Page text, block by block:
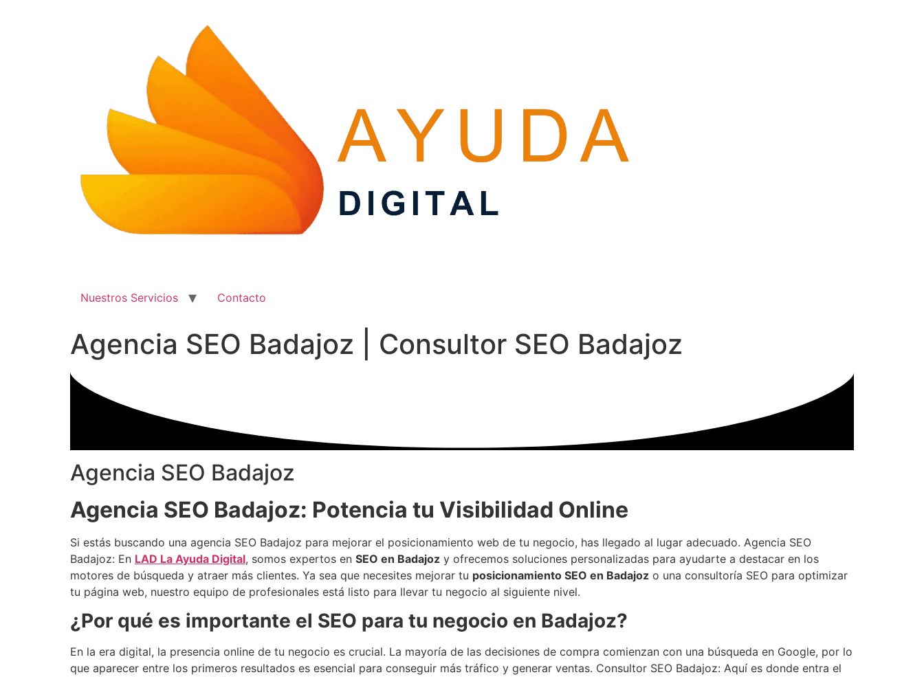
Nuestros Servicios Contacto
Agencia SEO Badajoz | Consultor SEO Badajoz
Agencia SEO Badajoz
Agencia SEO Badajoz: Potencia tu Visibilidad Online
Si estás buscando una agencia SEO Badajoz para mejorar el posicionamiento web de tu negocio, has llegado al lugar adecuado. Agencia SEO
Badajoz: En LAD La Ayuda Digital, somos expertos en SEO en Badajoz y ofrecemos soluciones personalizadas para ayudarte a destacar en los
motores de búsqueda y atraer más clientes. Ya sea que necesites mejorar tu posicionamiento SEO en Badajoz o una consultoría SEO para optimizar
tu página web, nuestro equipo de profesionales está listo para llevar tu negocio al siguiente nivel.
¿Por qué es importante el SEO para tu negocio en Badajoz?
En la era digital, la presencia online de tu negocio es crucial. La mayoría de las decisiones de compra comienzan con una búsqueda en Google, por lo
que aparecer entre los primeros resultados es esencial para conseguir más tráfico y generar ventas. Consultor SEO Badajoz: Aquí es donde entra el